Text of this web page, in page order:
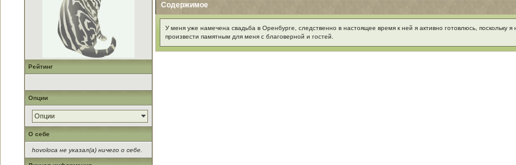
Рейтинг
Опции
Опции
О себе
hovoloca не указал(а) ничего о себе.
Содержимое
У меня уже намечена свадьба в Оренбурге, следственно в настоящее время к ней я активно готовлюсь, поскольку я
произвести памятным для меня с благоверной и гостей.